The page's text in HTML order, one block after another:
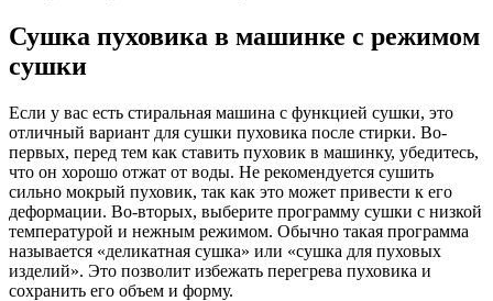
Сушка пуховика в машинке с режимом
сушки
Если у вас есть стиральная машина с функцией сушки, это
отличный вариант для сушки пуховика после стирки. Во-
первых, перед тем как ставить пуховик в машинку, убедитесь,
что он хорошо отжат от воды. Не рекомендуется сушить
сильно мокрый пуховик, так как это может привести к его
деформации. Во-вторых, выберите программу сушки с низкой
температурой и нежным режимом. Обычно такая программа
называется «деликатная сушка» или «сушка для пуховых
изделий». Это позволит избежать перегрева пуховика и
сохранить его объем и форму.